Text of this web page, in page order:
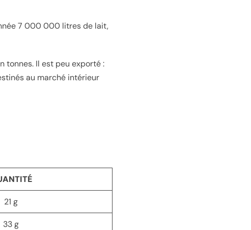
7 000 000 litres de lait,
tonnes. Il est peu exporté :
au marché intérieur
21 g
33g